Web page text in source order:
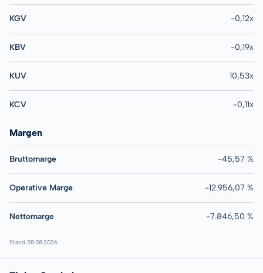
KGV -0,12x
KBV -0,19x
KUV 10,53x
KCV -0,11x
Margen
Bruttomarge -45,57 %
Operative Marge -12.956,07 %
Nettomarge -7.846,50 %
Stand 08.08.2026